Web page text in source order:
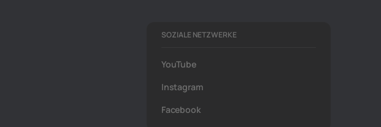
SOZIALE NETZWERKE
YouTube
Instagram
Facebook